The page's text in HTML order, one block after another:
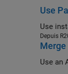
Use
Use
Depuis
Use an